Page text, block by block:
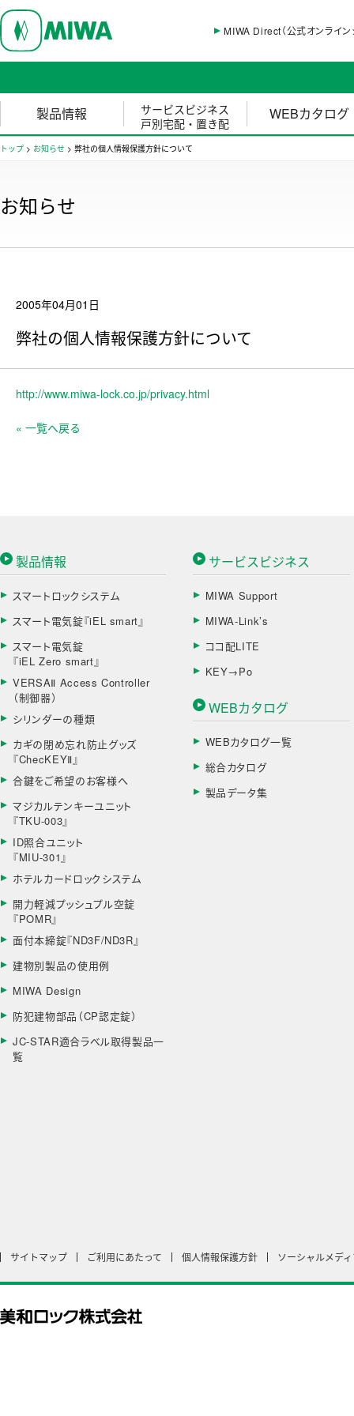
MIWA Direct（公式オンライン
製品情報
サービスビジネス
戸別宅配・置き配
WEBカタログ
トップ > お知らせ > 弊社の個人情報保護方針について
お知らせ
2005年04月01日
弊社の個人情報保護方針について
http://www.miwa-lock.co.jp/privacy.html
« 一覧へ戻る
製品情報
スマートロックシステム
スマート電気錠『iEL smart』
スマート電気錠
『iEL Zero smart』
VERSAⅡ Access Controller
（制御器）
シリンダーの種類
カギの閉め忘れ防止グッズ
『ChecKEYⅡ』
合鍵をご希望のお客様へ
マジカルテンキーユニット
『TKU-003』
ID照合ユニット
『MIU-301』
ホテルカードロックシステム
開力軽減プッシュプル空錠
『POMR』
面付本締錠『ND3F/ND3R』
建物別製品の使用例
MIWA Design
防犯建物部品（CP認定錠）
JC-STAR適合ラベル取得製品一
覧
サービスビジネス
MIWA Support
MIWA-Link’s
ココ配LITE
KEY→Po
WEBカタログ
WEBカタログ一覧
総合カタログ
製品データ集
サイトマップ ご利用にあたって 個人情報保護方針 ソーシャルメデ